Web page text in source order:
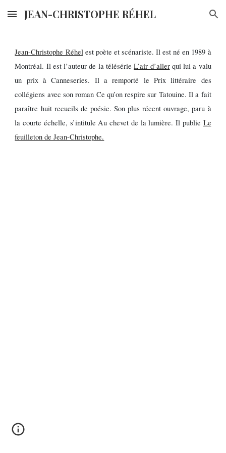
Skip to main content Skip to navigation
JEAN-CHRISTOPHE RÉHEL
Jean-Christophe Réhelest poète et scénariste. Il est né en 1989 à
Montréal. Il est l’auteur de la télésérieL’air d’allerqui lui a valu
un prix à Canneseries. Il a remporté le Prix littéraire des
collégiens avec son roman Ce qu’on respire sur Tatouine. Il a fait
paraître huit recueils de poésie. Son plus récent ouvrage, paru à
la courte échelle, s’intitule Au chevet de la lumière. Il publie Le
feuilleton de Jean-Christophe.